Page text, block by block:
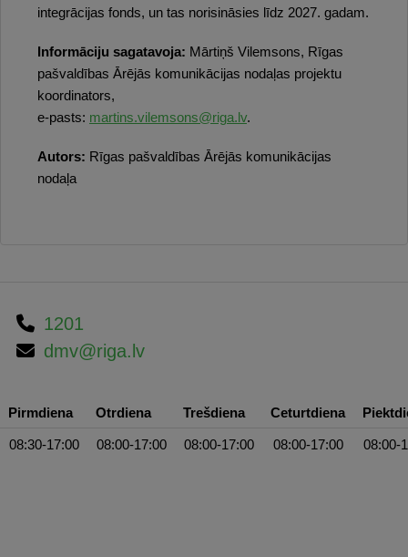
integrācijas fonds, un tas norisināsies līdz 2027. gadam.
Informāciju sagatavoja: Mārtiņš Vilemsons, Rīgas
pašvaldības Ārējās komunikācijas nodaļas projektu
koordinators,
e-pasts: martins.vilemsons@riga.lv.
Autors: Rīgas pašvaldības Ārējās komunikācijas
nodaļa
1201
dmv@riga.lv
Pirmdiena Otrdiena Trešdiena Ceturtdiena
08:30-17:00 08:00-17:00 08:00-17:00 08:00-17:00 08:00-